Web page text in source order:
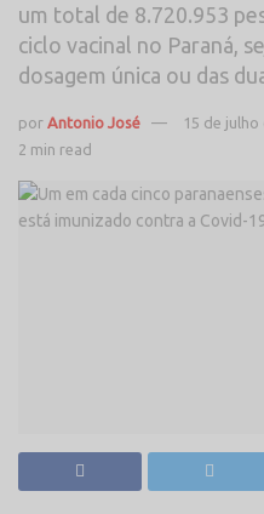
um total de 8.720.953
ciclo vacinal no Paraná,
dosagem única ou das
por Antonio José
15 de julho
2 min read